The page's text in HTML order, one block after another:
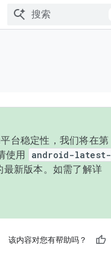
台稳定性，我们将在第
使用
android-latest-
最新版本。如需了解详
该内容对您有帮助吗？